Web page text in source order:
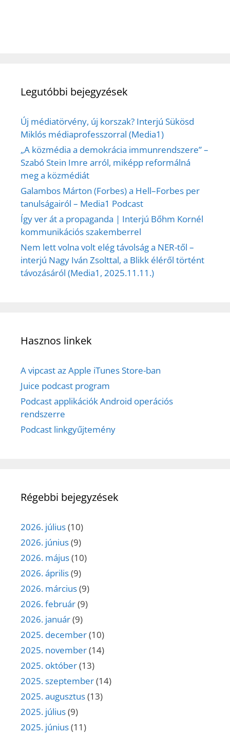
Legutóbbi bejegyzések
Új médiatörvény, új korszak? Interjú Sükösd
Miklós médiaprofesszorral (Media1)
„A közmédia a demokrácia immunrendszere” –
Szabó Stein Imre arról, miképp reformálná
meg a közmédiát
Galambos Márton (Forbes) a Hell–Forbes per
tanulságairól – Media1 Podcast
Így ver át a propaganda | Interjú Bőhm Kornél
kommunikációs szakemberrel
Nem lett volna volt elég távolság a NER-től –
interjú Nagy Iván Zsolttal, a Blikk éléről történt
távozásáról (Media1, 2025.11.11.)
Hasznos linkek
A vipcast az Apple iTunes Store-ban
Juice podcast program
Podcast applikációk Android operációs
rendszerre
Podcast linkgyűjtemény
Régebbi bejegyzések
2026. július(10)
2026. június(9)
2026. május(10)
2026. április(9)
2026. március(9)
2026. február(9)
2026. január(9)
2025. december(10)
2025. november(14)
2025. október(13)
2025. szeptember(14)
2025. augusztus(13)
2025. július(9)
2025. június(11)